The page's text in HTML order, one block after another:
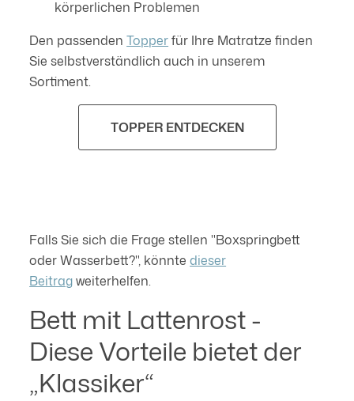
körperlichen Problemen
Den passendenTopperfür Ihre Matratze finden
Sie selbstverständlich auch in unserem
Sortiment.
TOPPER ENTDECKEN
Falls Sie sich die Frage stellen "Boxspringbett
oder Wasserbett?", könntedieser
Beitragweiterhelfen.
Bett mit Lattenrost -
Diese Vorteile bietet der
„Klassiker“